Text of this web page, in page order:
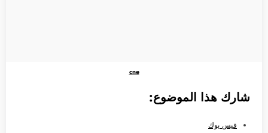
cne
شارك هذا الموضوع:
فيس بوك